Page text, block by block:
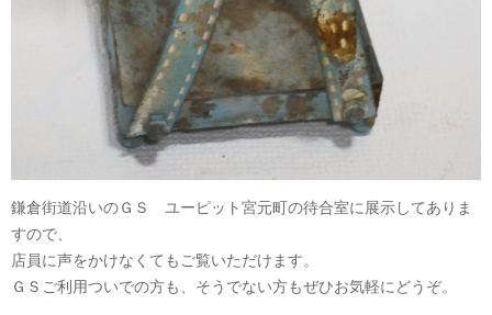
鎌倉街道沿いのＧＳ ユーピット宮元町の待合室に展示してありま
すので、
店員に声をかけなくてもご覧いただけます。
ＧＳご利用ついでの方も、そうでない方もぜひお気軽にどうぞ。